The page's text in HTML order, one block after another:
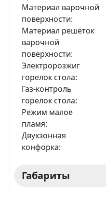
Материал варочной
поверхности
Материал решёток
варочной
поверхности
Электророзжиг
горелок стола
Газ-контроль
горелок стола
Режим малое
пламя
Двухзонная
конфорка
Габариты
данных в соответствии
площадки